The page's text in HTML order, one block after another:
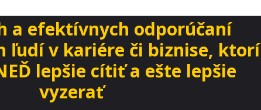
a efektívnych odporúčaní
ľudí v kariére či biznise, ktorí
lepšie cítiť a ešte lepšie
vyzerať